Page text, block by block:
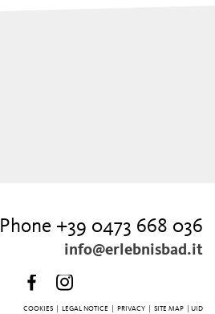
Phone +39 0473 668 036
info@erlebnisbad.it
COOKIES| LEGAL NOTICE PRIVACY| SITE MAP | UID